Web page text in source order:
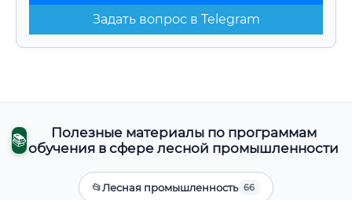
Задать вопрос в Telegram
📚
Полезные материалы по программам
обучения в сфере лесной промышленности
📂Лесная промышленность 66